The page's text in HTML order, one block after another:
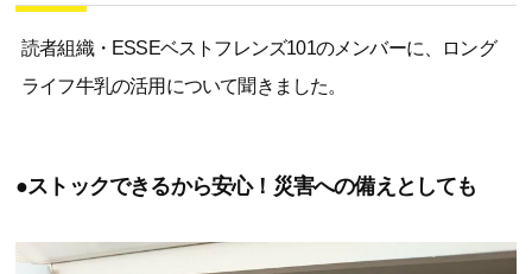
読者組織・ESSEベストフレンズ101のメンバーに、ロング
ライフ牛乳の活用について聞きました。
●ストックできるから安心！災害への備えとしても